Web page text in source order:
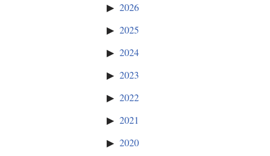
2026
2025
2024
2023
2022
2021
2020